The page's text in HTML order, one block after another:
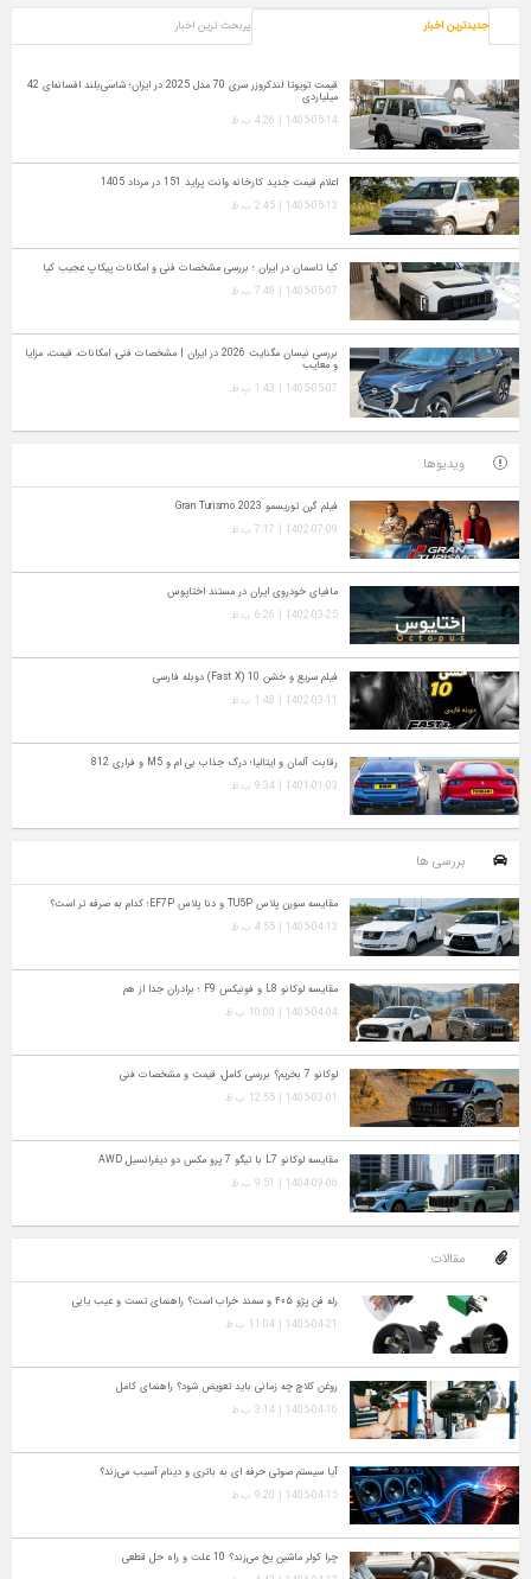
جدیدترین اخبار پربحث ترین اخبار
قیمت تویوتا لندکروزر سری 70 مدل 2025 در ایران؛ شاسی‌بلند افسانه‌ای 42
میلیاردی
1405-05-14 | 4:26 ب.ظ
اعلام قیمت جدید کارخانه وانت پراید 151 در مرداد 1405
1405-05-13 | 2:45 ب.ظ
کیا تاسمان در ایران ؛ بررسی مشخصات فنی و امکانات پیکاپ عجیب کیا
1405-05-07 | 7:48 ب.ظ
بررسی نیسان مگنایت 2026 در ایران | مشخصات فنی، امکانات، قیمت، مزایا
و معایب
1405-05-07 | 1:43 ب.ظ
ویدیوها
فیلم گرن توریسمو Gran Turismo 2023
1402-07-09 | 7:17 ب.ظ
مافیای خودروی ایران در مستند اختاپوس
1402-03-25 | 6:26 ب.ظ
فیلم سریع و خشن 10 (Fast X) دوبله فارسی
1402-03-11 | 1:48 ب.ظ
رقابت آلمان و ایتالیا؛ درگ جذاب بی ام و M5 و فراری 812
1401-01-03 | 9:34 ب.ظ
بررسی ها
مقایسه سورن پلاس TU5P و دنا پلاس EF7P؛ کدام به‌ صرفه‌ تر است؟
1405-04-13 | 4:55 ب.ظ
مقایسه لوکانو L8 و فونیکس F9 ؛ برادران جدا از هم
1405-04-04 | 10:00 ب.ظ
لوکانو 7 بخریم؟ بررسی کامل، قیمت و مشخصات فنی
1405-03-01 | 12:55 ب.ظ
مقایسه لوکانو L7 با تیگو 7 پرو مکس دو دیفرانسیل AWD
1404-09-06 | 9:51 ب.ظ
مقالات
رله فن پژو ۴۰۵ و سمند خراب است؟ راهنمای تست و عیب‌ یابی
1405-04-21 | 11:04 ب.ظ
روغن کلاچ چه زمانی باید تعویض شود؟ راهنمای کامل
1405-04-16 | 3:14 ب.ظ
آیا سیستم صوتی حرفه‌ ای به باتری و دینام آسیب می‌زند؟
1405-04-15 | 9:20 ب.ظ
چرا کولر ماشین یخ می‌زند؟ 10 علت و راه‌ حل قطعی